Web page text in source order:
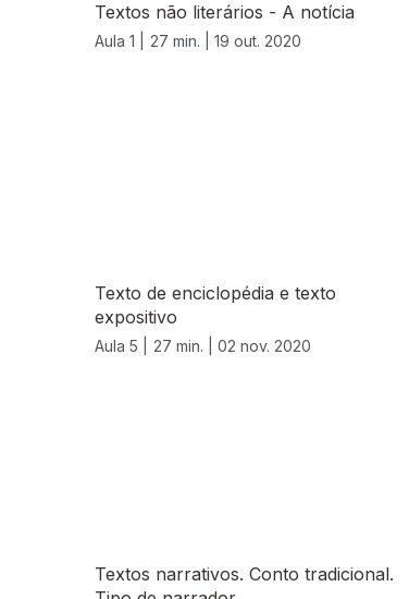
Textos não literários - A notícia
Aula 1 | 27 min. | 19 out. 2020
Texto de enciclopédia e texto
expositivo
Aula 5 | 27 min. | 02 nov. 2020
Textos narrativos. Conto tradicional.